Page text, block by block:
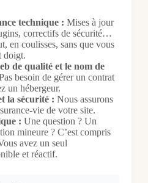
technique : Mises à jour
correctifs de sécurité…
en coulisses, sans que vous
doigt.
de qualité et le nom de
besoin de gérer un contrat
un hébergeur.
la sécurité : Nous assurons
vie de votre site.
: Une question ? Un
mineure ? C’est compris
avez un seul
et réactif.